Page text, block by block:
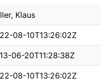
Klaus
08-10T13:26:02Z
06-20T11:28:38Z
08-10T13:26:02Z